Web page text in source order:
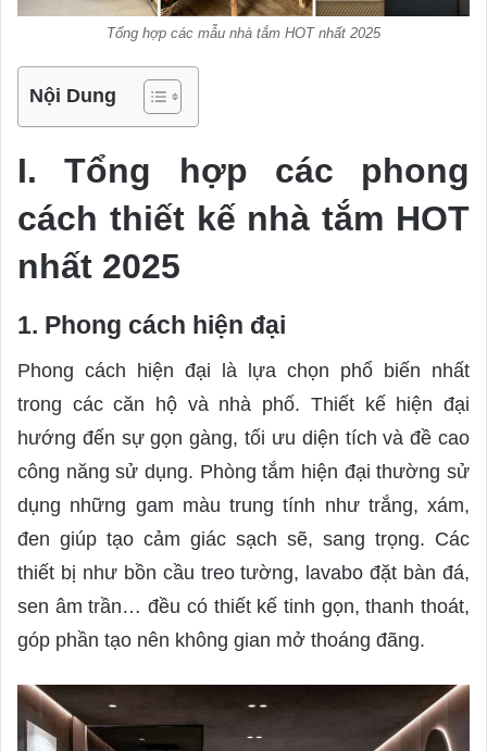
Tổng hợp các mẫu nhà tắm HOT nhất 2025
Nội Dung
I. Tổng hợp các phong
cách thiết kế nhà tắm HOT
nhất 2025
1. Phong cách hiện đại
Phong cách hiện đại là lựa chọn phổ biến nhất
trong các căn hộ và nhà phố. Thiết kế hiện đại
hướng đến sự gọn gàng, tối ưu diện tích và đề cao
công năng sử dụng. Phòng tắm hiện đại thường sử
dụng những gam màu trung tính như trắng, xám,
đen giúp tạo cảm giác sạch sẽ, sang trọng. Các
thiết bị như bồn cầu treo tường, lavabo đặt bàn đá,
sen âm trần… đều có thiết kế tinh gọn, thanh thoát,
góp phần tạo nên không gian mở thoáng đãng.